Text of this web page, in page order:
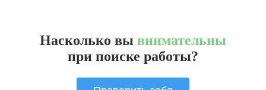
Насколько вы внимательны
при поиске работы?